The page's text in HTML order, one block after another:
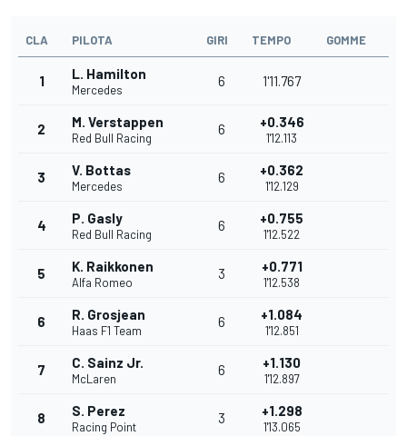
CLA PILOTA GIRI TEMPO GOMME
1 L. Hamilton
Mercedes
6 1'11.767
2 M. Verstappen
Red Bull Racing
6 +0.346
1'12.113
3 V. Bottas
Mercedes
6 +0.362
1'12.129
4 P. Gasly
Red Bull Racing
6 +0.755
1'12.522
5 K. Raikkonen
Alfa Romeo
3 +0.771
1'12.538
6 R. Grosjean
Haas F1 Team
6 +1.084
1'12.851
7 C. Sainz Jr.
McLaren
6 +1.130
1'12.897
8 S. Perez
Racing Point
3 +1.298
1'13.065